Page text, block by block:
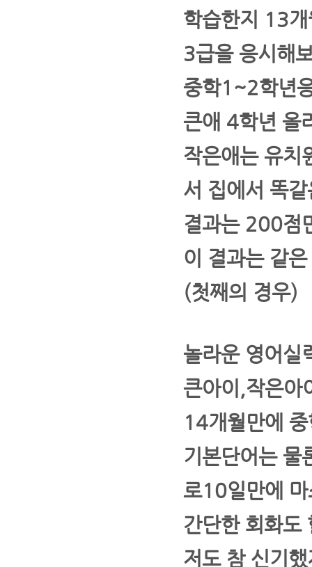
학습한지 13
3급을 응시해
중학1~2학년
큰애 4학년 올
작은애는 유치
서 집에서 똑
결과는 200점
이 결과는 같
(첫째의 경우)
놀라운 영어실
큰아이,작은아
14개월만에
기본단어는 물
로10일만에
간단한 회화도
저도 참 신기